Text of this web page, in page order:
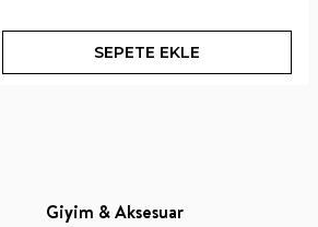
SEPETE EKLE
Giyim & Aksesuar